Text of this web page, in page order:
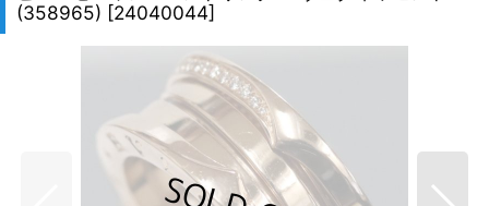
(358965) [24040044]